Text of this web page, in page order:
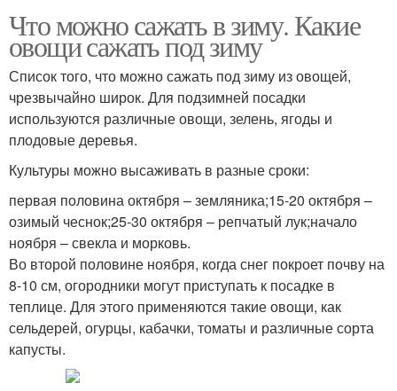
Что можно сажать в зиму. Какие
овощи сажать под зиму
Список того, что можно сажать под зиму из овощей,
чрезвычайно широк. Для подзимней посадки
используются различные овощи, зелень, ягоды и
плодовые деревья.
Культуры можно высаживать в разные сроки:
первая половина октября – земляника;15-20 октября –
озимый чеснок;25-30 октября – репчатый лук;начало
ноября – свекла и морковь.
Во второй половине ноября, когда снег покроет почву на
8-10 см, огородники могут приступать к посадке в
теплице. Для этого применяются такие овощи, как
сельдерей, огурцы, кабачки, томаты и различные сорта
капусты.